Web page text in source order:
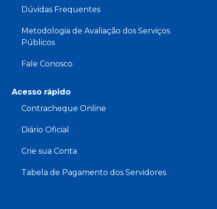
Dúvidas Frequentes
Metodologia de Avaliação dos Serviços
Públicos
Fale Conosco
Acesso rápido
Contracheque Online
Diário Oficial
Crie sua Conta
Tabela de Pagamento dos Servidores